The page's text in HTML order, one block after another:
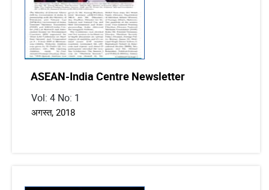
ASEAN-India Centre Newsletter
Vol: 4 No: 1
अगस्त, 2018